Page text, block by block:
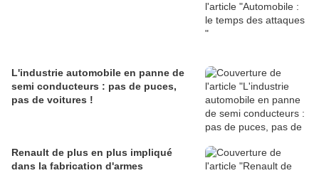
L'industrie automobile en panne de
semi conducteurs : pas de puces,
pas de voitures !
Renault de plus en plus impliqué
dans la fabrication d'armes